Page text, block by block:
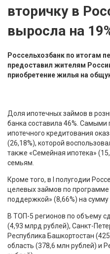
вторичку в
выросла на
Россельхозбанк по итогам
предоставил жителям
приобретение жилья на
Доля ипотечных займов в
банка составила 46%.
ипотечного кредитования
(26,18%), которой
также «Семейная ипотека»
семьям.
Кроме того, в I полугодии
целевых займов по программе
поддержкой» (8,66%) на сумму
В ТОП-5 регионов по объему
(4,93 млрд рублей), Санкт-
Республика Башкортостан
область (378,6 млн рублей) и